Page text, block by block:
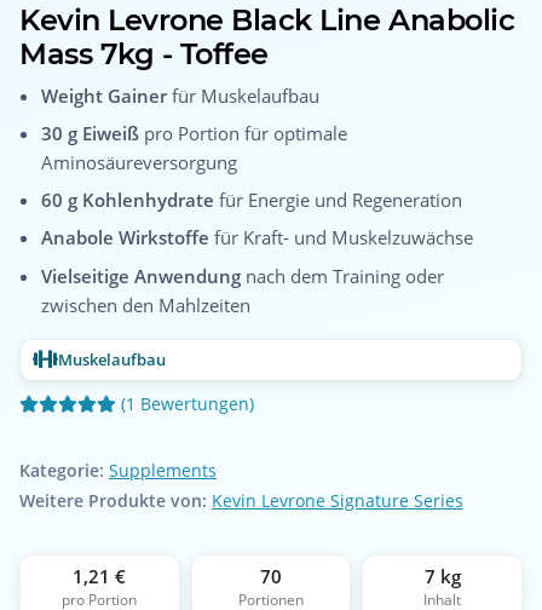
Kevin Levrone Black Line Anabolic
Mass 7kg - Toffee
Weight Gainerfür Muskelaufbau
30 g Eiweiß pro Portion für optimale
Aminosäureversorgung
60 g Kohlenhydrate für Energie und Regeneration
Anabole Wirkstoffe für Kraft- und Muskelzuwächse
Vielseitige Anwendung nach dem Training oder
zwischen den Mahlzeiten
Muskelaufbau
(1 Bewertungen)
Kategorie: Supplements
Weitere Produkte von: Kevin Levrone Signature Series
1,21 €
pro Portion
70
Portionen
7 kg
Inhalt